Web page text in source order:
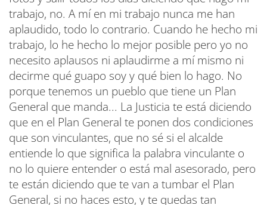
trabajo, no. A mí en mi trabajo nunca me han
aplaudido, todo lo contrario. Cuando he hecho mi
trabajo, lo he hecho lo mejor posible pero yo no
necesito aplausos ni aplaudirme a mí mismo ni
decirme qué guapo soy y qué bien lo hago. No
porque tenemos un pueblo que tiene un Plan
General que manda... La Justicia te está diciendo
que en el Plan General te ponen dos condiciones
que son vinculantes, que no sé si el alcalde
entiende lo que significa la palabra vinculante o
no lo quiere entender o está mal asesorado, pero
te están diciendo que te van a tumbar el Plan
General, si no haces esto, y te quedas tan